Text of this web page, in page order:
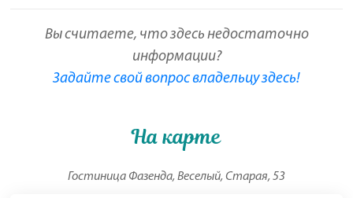
Вы считаете, что здесь недостаточно
информации?
Задайте свой вопрос владельцу здесь!
На карте
Гостиница Фазенда, Веселый, Старая, 53